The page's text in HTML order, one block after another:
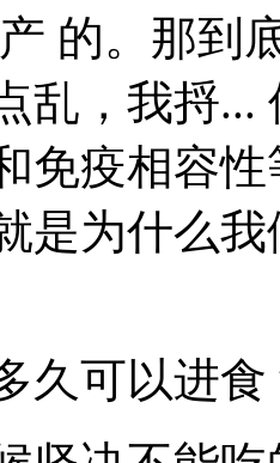
的。那到
乱，我捋...
免疫相容
是为什么
久可以进食